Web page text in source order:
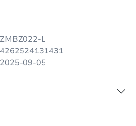
ZMBZ022-L
4262524131431
2025-09-05